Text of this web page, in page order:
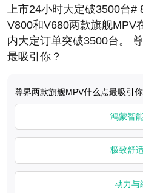
上市24小时大定破3500台
V800和V680两款旗舰MPV
内大定订单突破3500台。
最吸引你？
尊界两款旗舰MPV什么点最吸引你
鸿蒙智
极致舒
动力与